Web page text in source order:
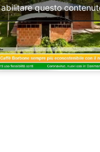
abilitare questo